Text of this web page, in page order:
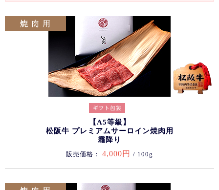
【A5等級】
松阪牛 プレミアムサーロイン焼肉用
霜降り
販売価格： 4,000円 / 100g